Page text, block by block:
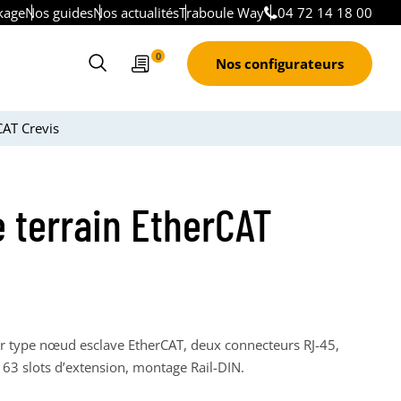
Nos guidesNos actualitésTraboule Way 04 72 14 18 00
0
Devis
Ouvrir
Nos configurateurs
Crevis
EtherCAT
nœud esclave EtherCAT, deux connecteurs RJ-45,
slots d’extension, montage Rail-DIN.